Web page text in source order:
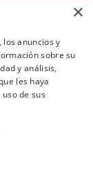
©DarkSky
×
anuncios y
sobre su
y análisis,
les haya
de sus